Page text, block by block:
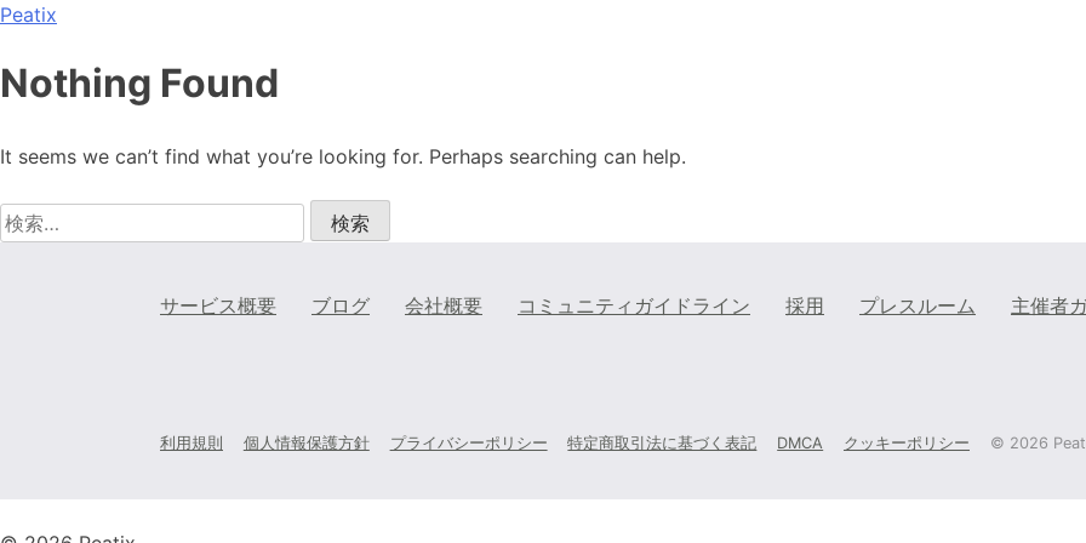
Peatix
Nothing Found
It seems we can’t find what you’re looking for. Perhaps searching can help.
検
索:
サービス概要 ブログ 会社概要 コミュニティガイドライン 採用 プレスルーム 主催者
利用規則 個人情報保護方針 プライバシーポリシー 特定商取引法に基づく表記 DMCA クッキーポリシー © 2026